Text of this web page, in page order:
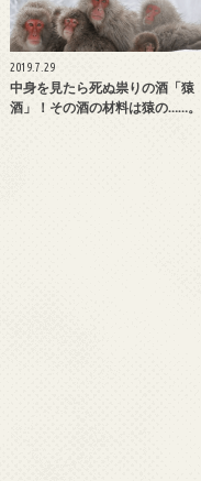
2019.7.29
中身を見たら死ぬ祟りの酒「猿
酒」！その酒の材料は猿の……。